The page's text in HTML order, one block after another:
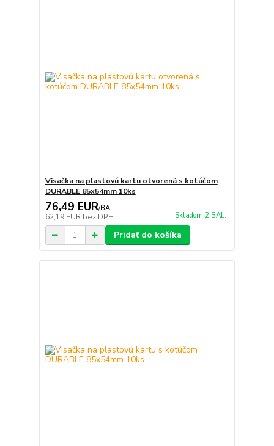
Visačka na plastovú kartu otvorená s kotúčom
DURABLE 85x54mm 10ks
76,49 EUR/BAL.
62,19 EUR bez DPH Skladom 2 BAL.
Pridať do košíka